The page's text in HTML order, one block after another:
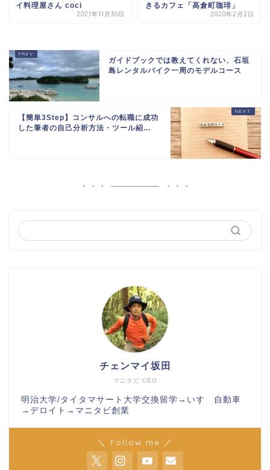
イ料理屋さん coci
2021年11月30日
きるカフェ「高倉町珈琲」
2020年2月2日
ガイドブックでは教えてくれない、石垣
島レンタルバイク一周のモデルコース
【簡単3Step】コンサルへの転職に成功
した筆者の自己分析方法・ツール紹...
マニタビ CEO
チェンマイ坂田
明治大学/タイタマサート大学交換留学→いすゞ自動車
→デロイト→マニタビ創業
＼ Follow me ／